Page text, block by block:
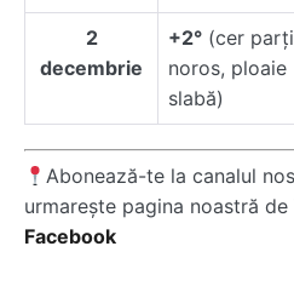
2
decembrie
+2° (cer
noros, ploaie
slabă)
Abonează-te la canalul
urmarește pagina noastră de
Facebook